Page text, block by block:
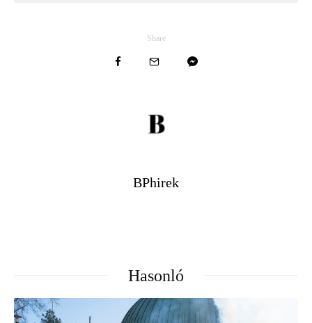
Share
BPhirek
Hasonló